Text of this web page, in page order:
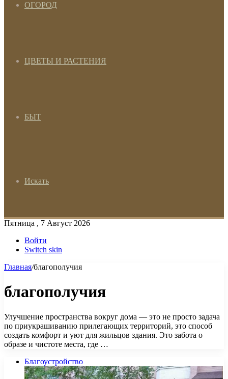
ОГОРОД
ЦВЕТЫ И РАСТЕНИЯ
БЫТ
Искать
Пятница , 7 Август 2026
Войти
Switch skin
Главная/благополучия
благополучия
Улучшение пространства вокруг дома — это не просто задача
по приукрашиванию прилегающих территорий, это способ
создать комфорт и уют для жильцов здания. Это забота о
образе и чистоте места, где …
Благоустройство